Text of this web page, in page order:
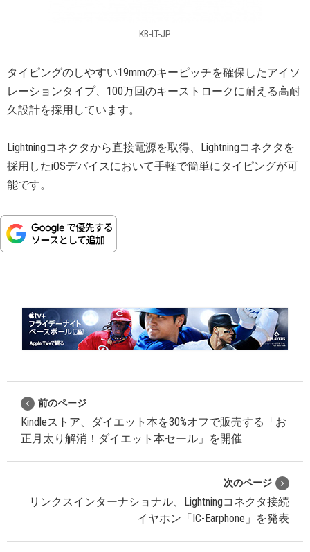
KB-LT-JP
タイピングのしやすい19mmのキーピッチを確保したアイソ
レーションタイプ、100万回のキーストロークに耐える高耐
久設計を採用しています。
Lightningコネクタから直接電源を取得、Lightningコネクタを
採用したiOSデバイスにおいて手軽で簡単にタイピングが可
能です。
前のページ
Kindleストア、ダイエット本を30%オフで販売する「お
正月太り解消！ダイエット本セール」を開催
次のページ
リンクスインターナショナル、Lightningコネクタ接続
イヤホン「IC-Earphone」を発表